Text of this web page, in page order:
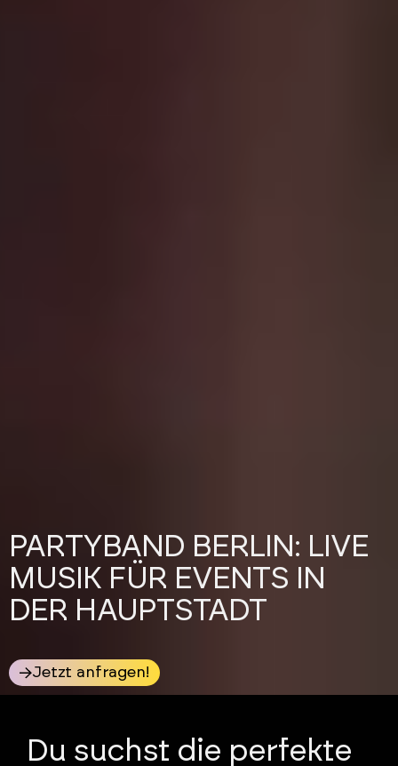
PARTYBAND BERLIN: LIVE
MUSIK FÜR EVENTS IN
DER HAUPTSTADT
Jetzt anfragen!
Du suchst die perfekte